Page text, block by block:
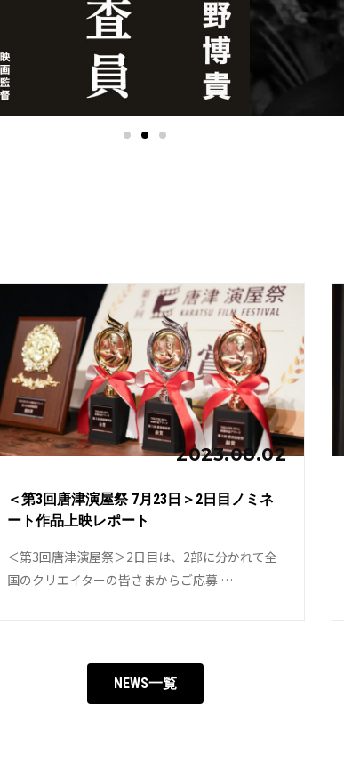
2023.08.02
＜第3回唐津演屋祭 7月23日＞2日目ノミネ
ート作品上映レポート
＜第3回唐津演屋祭＞2日目は、2部に分かれて全
国のクリエイターの皆さまからご応募 …
NEWS一覧